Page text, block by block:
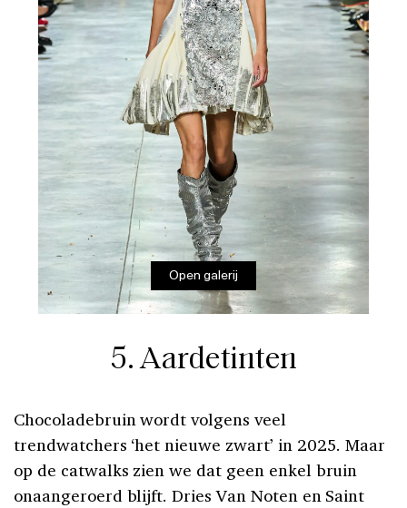
Open galerij
5. Aardetinten
Chocoladebruin wordt volgens veel
trendwatchers ‘het nieuwe zwart’ in 2025. Maar
op de catwalks zien we dat geen enkel bruin
onaangeroerd blijft. Dries Van Noten en Saint